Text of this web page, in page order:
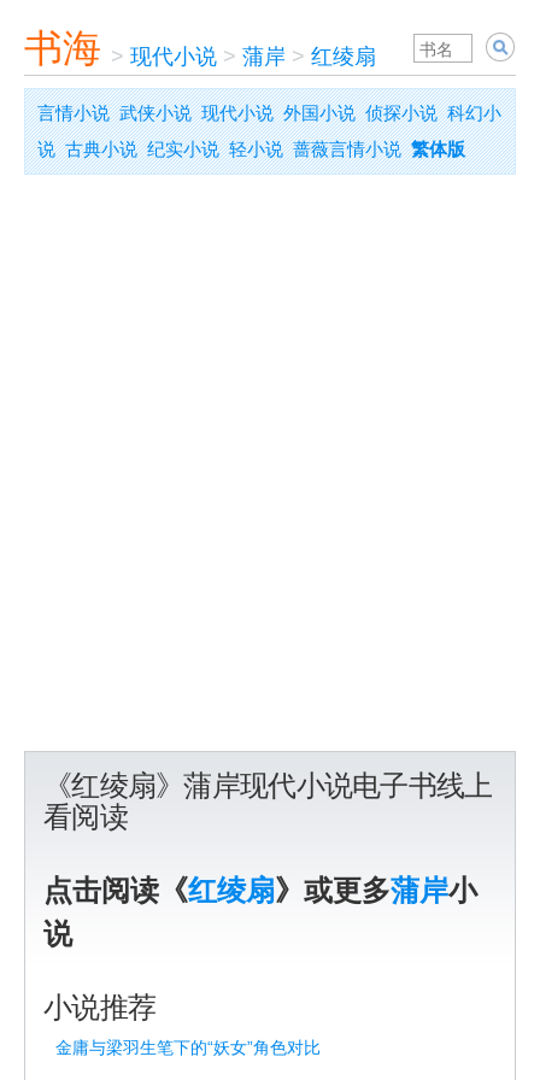
书海 > 现代小说 > 蒲岸 > 红绫扇
言情小说 武侠小说 现代小说 外国小说 侦探小说 科幻小
说 古典小说 纪实小说 轻小说 蔷薇言情小说 繁体版
《红绫扇》蒲岸现代小说电子书线上
看阅读
点击阅读《红绫扇》或更多蒲岸小
说
小说推荐
金庸与梁羽生笔下的“妖女”角色对比